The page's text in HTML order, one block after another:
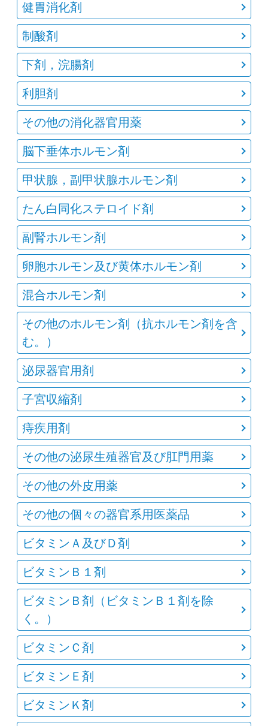
健胃消化剤
制酸剤
下剤，浣腸剤
利胆剤
その他の消化器官用薬
脳下垂体ホルモン剤
甲状腺，副甲状腺ホルモン剤
たん白同化ステロイド剤
副腎ホルモン剤
卵胞ホルモン及び黄体ホルモン剤
混合ホルモン剤
その他のホルモン剤（抗ホルモン剤を含
む。）
泌尿器官用剤
子宮収縮剤
痔疾用剤
その他の泌尿生殖器官及び肛門用薬
その他の外皮用薬
その他の個々の器官系用医薬品
ビタミンＡ及びＤ剤
ビタミンＢ１剤
ビタミンＢ剤（ビタミンＢ１剤を除
く。）
ビタミンＣ剤
ビタミンＥ剤
ビタミンＫ剤